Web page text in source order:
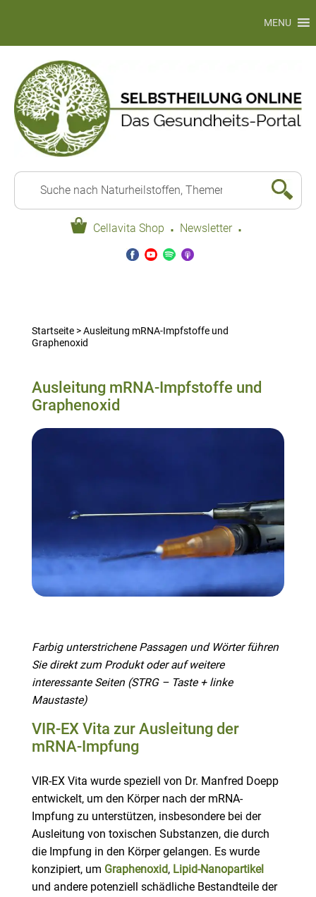
Cellavita Shop · Newsletter ·
MENU
Startseite>Ausleitung mRNA-Impfstoffe und
Graphenoxid
Ausleitung mRNA-Impfstoffe und
Graphenoxid
Farbig unterstrichene Passagen und Wörter führen
Sie direkt zum Produkt oder auf weitere
interessante Seiten (STRG – Taste + linke
Maustaste)
VIR-EX Vita zur Ausleitung der
mRNA-Impfung
VIR-EX Vita wurde speziell von Dr. Manfred Doepp
entwickelt, um den Körper nach der mRNA-
Impfung zu unterstützen, insbesondere bei der
Ausleitung von toxischen Substanzen, die durch
die Impfung in den Körper gelangen. Es wurde
konzipiert, um Graphenoxid, Lipid-Nanopartikel
und andere potenziell schädliche Bestandteile der